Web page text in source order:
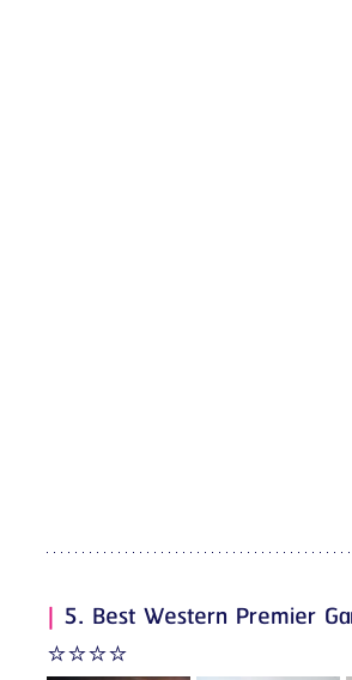
| 5. Best Western Premier
⭐️⭐️⭐️⭐️